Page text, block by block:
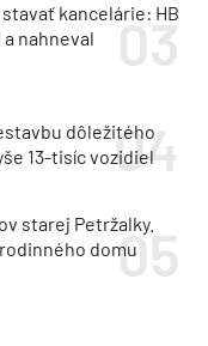
kancelárie: HB
nahneval
dôležitého
13-tisíc vozidiel
starej Petržalky.
domu